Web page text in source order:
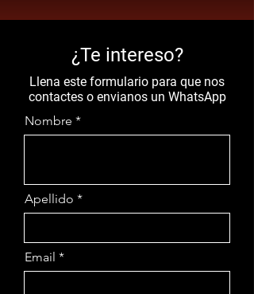
¿Te intereso?
Llena este formulario para que nos
contactes o envianos un WhatsApp
Nombre
Apellido
Email